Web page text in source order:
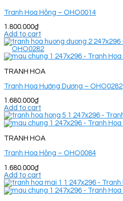
Tranh Hoa Hồng – OHO0014
1.800.000₫
Add to cart
TRANH HOA
Tranh Hoa Hướng Dương – OHO0282
1.680.000₫
Add to cart
TRANH HOA
Tranh Hoa Hồng – OHO0084
1.680.000₫
Add to cart